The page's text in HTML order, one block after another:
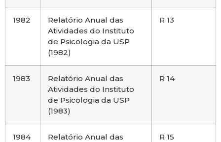
1982
Relatório Anual das
Atividades do Instituto
de Psicologia da USP
(1982)
R 13
1983
Relatório Anual das
Atividades do Instituto
de Psicologia da USP
(1983)
R 14
1984
Relatório Anual das
R 15